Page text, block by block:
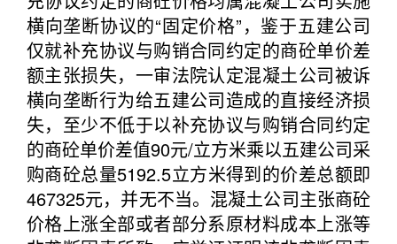
横向垄断协议的“固定价格”，鉴于五建公司
仅就补充协议与购销合同约定的商砼单价差
额主张损失，一审法院认定混凝土公司被诉
横向垄断行为给五建公司造成的直接经济损
失，至少不低于以补充协议与购销合同约定
的商砼单价差值90元/立方米乘以五建公司采
购商砼总量5192.5立方米得到的价差总额即
467325元，并无不当。混凝土公司主张商砼
价格上涨全部或者部分系原材料成本上涨等